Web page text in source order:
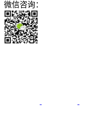
微信咨询：